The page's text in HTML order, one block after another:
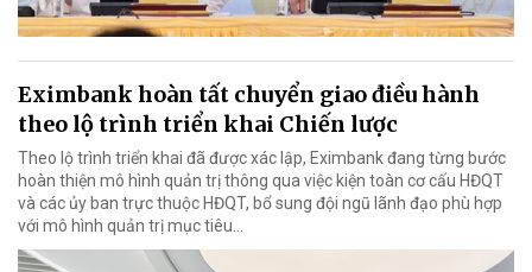
Eximbank hoàn tất chuyển giao điều hành
theo lộ trình triển khai Chiến lược
Theo lộ trình triển khai đã được xác lập, Eximbank đang từng bước
hoàn thiện mô hình quản trị thông qua việc kiện toàn cơ cấu HĐQT
và các ủy ban trực thuộc HĐQT, bổ sung đội ngũ lãnh đạo phù hợp
với mô hình quản trị mục tiêu...